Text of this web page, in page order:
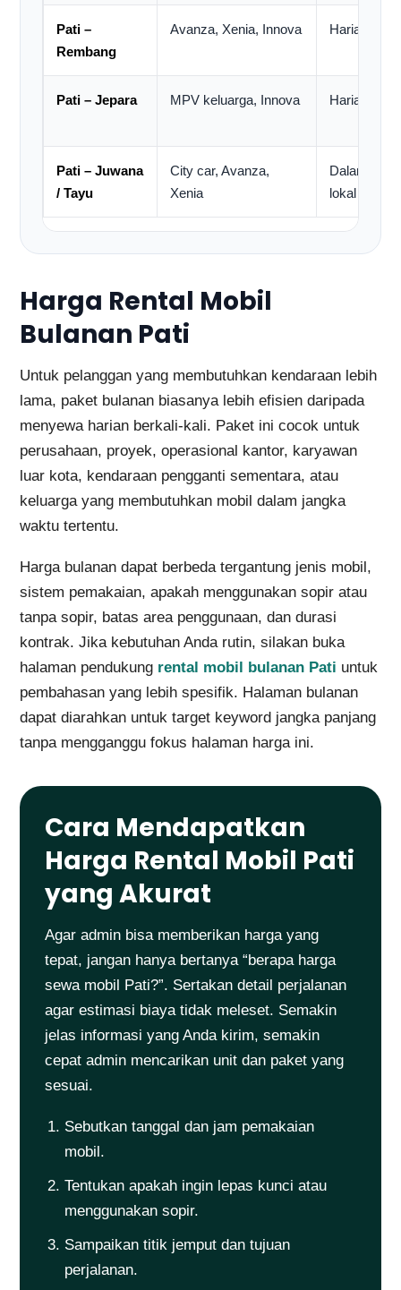
Pati –
Rembang
Avanza, Xenia, Innova Harian /
Pati – Jepara MPV keluarga, Innova Harian / PP
Pati – Juwana
/ Tayu
City car, Avanza,
Xenia
Dalam kota
lokal
Harga Rental Mobil
Bulanan Pati
Untuk pelanggan yang membutuhkan kendaraan lebih
lama, paket bulanan biasanya lebih efisien daripada
menyewa harian berkali-kali. Paket ini cocok untuk
perusahaan, proyek, operasional kantor, karyawan
luar kota, kendaraan pengganti sementara, atau
keluarga yang membutuhkan mobil dalam jangka
waktu tertentu.
Harga bulanan dapat berbeda tergantung jenis mobil,
sistem pemakaian, apakah menggunakan sopir atau
tanpa sopir, batas area penggunaan, dan durasi
kontrak. Jika kebutuhan Anda rutin, silakan buka
halaman pendukung rental mobil bulanan Pati untuk
pembahasan yang lebih spesifik. Halaman bulanan
dapat diarahkan untuk target keyword jangka panjang
tanpa mengganggu fokus halaman harga ini.
Cara Mendapatkan
Harga Rental Mobil Pati
yang Akurat
Agar admin bisa memberikan harga yang
tepat, jangan hanya bertanya “berapa harga
sewa mobil Pati?”. Sertakan detail perjalanan
agar estimasi biaya tidak meleset. Semakin
jelas informasi yang Anda kirim, semakin
cepat admin mencarikan unit dan paket yang
sesuai.
Sebutkan tanggal dan jam pemakaian
mobil.
Tentukan apakah ingin lepas kunci atau
menggunakan sopir.
Sampaikan titik jemput dan tujuan
perjalanan.